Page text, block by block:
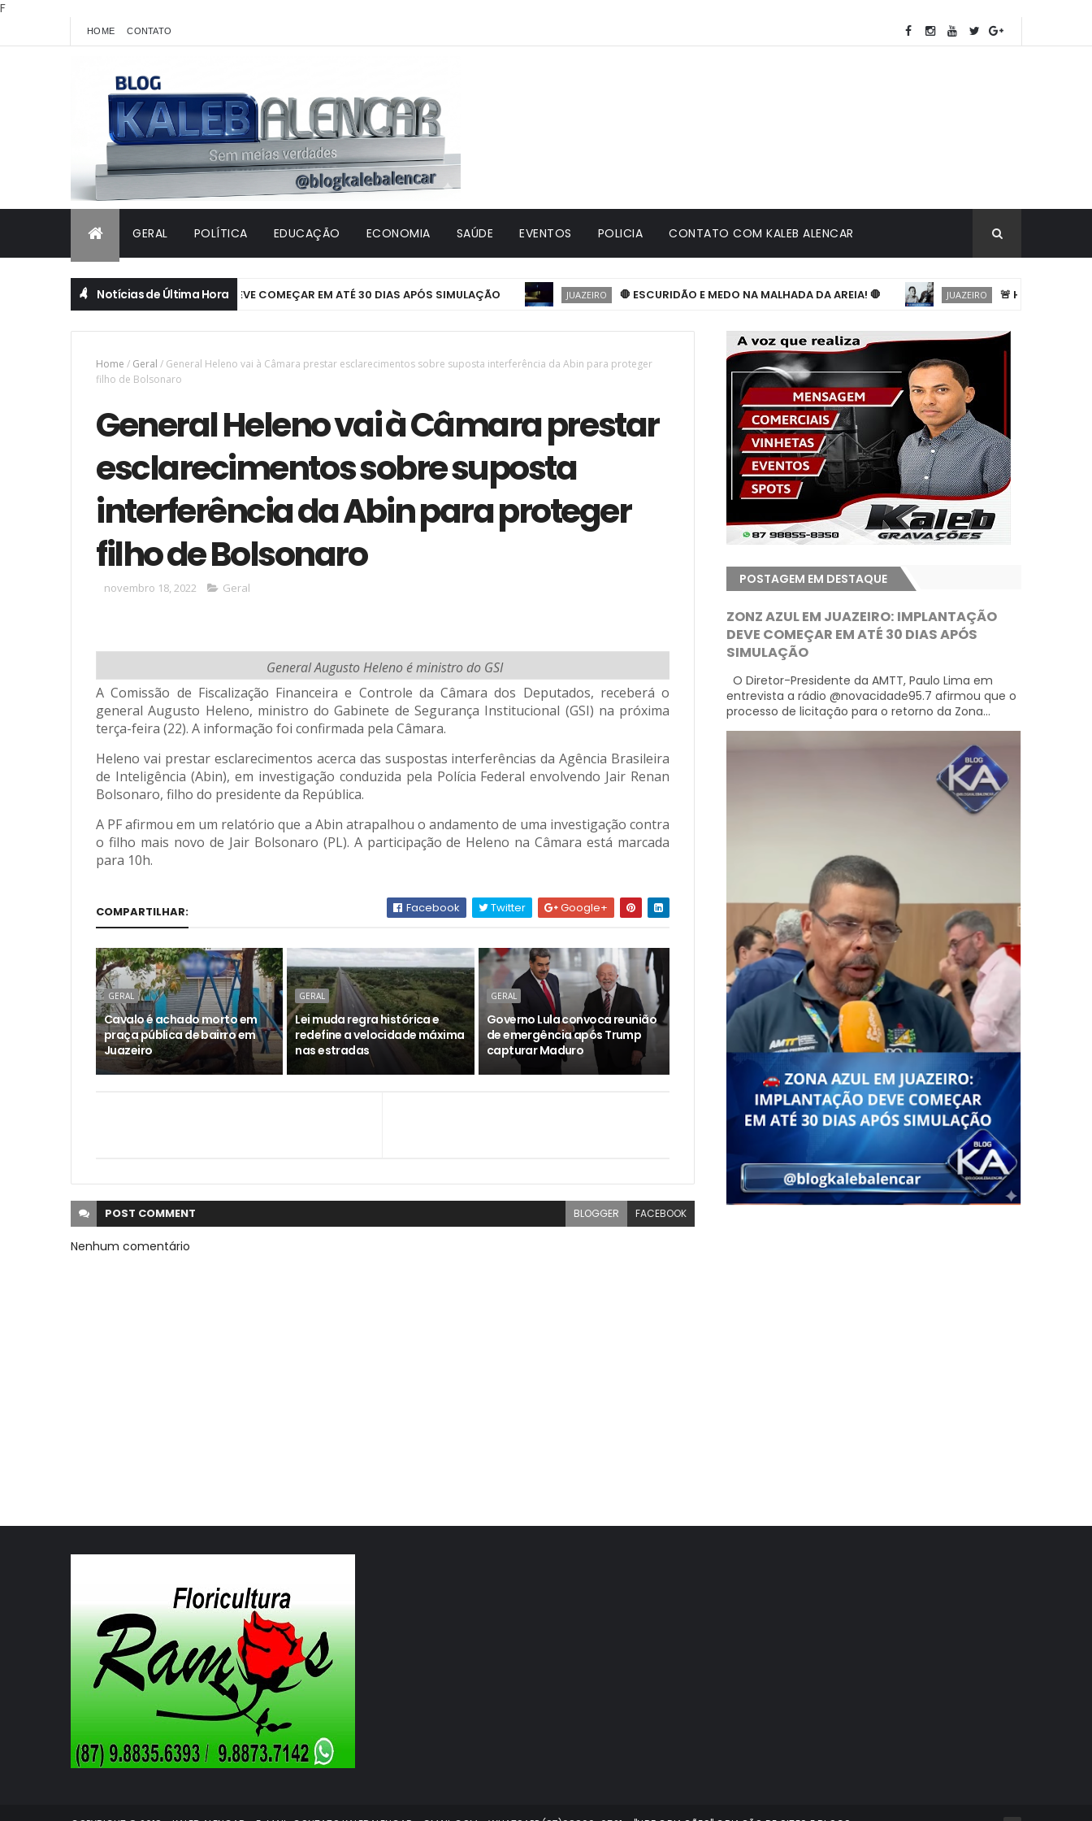
F
HOME CONTATO
GERAL POLÍTICA EDUCAÇÃO ECONOMIA SAÚDE EVENTOS POLICIA CONTATO COM KALEB ALENCAR
Notícias de Última Hora
AZUL EM JUAZEIRO: IMPLANTAÇÃO DEVE COMEÇAR EM ATÉ 30 DIAS APÓS SIMULAÇÃO JUAZEIRO 🛑 ESCURIDÃO E MEDO NA MALHADA DA AREIA! 🛑 JUAZEIRO 🚨 HÁ MAIS DE 3
Home / Geral / General Heleno vai à Câmara prestar esclarecimentos sobre suposta interferência da Abin para proteger
filho de Bolsonaro
General Heleno vai à Câmara prestar
esclarecimentos sobre suposta
interferência da Abin para proteger
filho de Bolsonaro
novembro 18, 2022 Geral
General Augusto Heleno é ministro do GSI
A Comissão de Fiscalização Financeira e Controle da Câmara dos Deputados, receberá o
general Augusto Heleno, ministro do Gabinete de Segurança Institucional (GSI) na próxima
terça-feira (22). A informação foi confirmada pela Câmara.
Heleno vai prestar esclarecimentos acerca das suspostas interferências da Agência Brasileira
de Inteligência (Abin), em investigação conduzida pela Polícia Federal envolvendo Jair Renan
Bolsonaro, filho do presidente da República.
A PF afirmou em um relatório que a Abin atrapalhou o andamento de uma investigação contra
o filho mais novo de Jair Bolsonaro (PL). A participação de Heleno na Câmara está marcada
para 10h.
COMPARTILHAR: Facebook Twitter Google+
GERAL
Cavalo é achado morto em
praça pública de bairro em
Juazeiro
GERAL
Lei muda regra histórica e
redefine a velocidade máxima
nas estradas
GERAL
Governo Lula convoca reunião
de emergência após Trump
capturar Maduro
POST COMMENT BLOGGER FACEBOOK
Nenhum comentário
POSTAGEM EM DESTAQUE
ZONZ AZUL EM JUAZEIRO: IMPLANTAÇÃO
DEVE COMEÇAR EM ATÉ 30 DIAS APÓS
SIMULAÇÃO
O Diretor-Presidente da AMTT, Paulo Lima em
entrevista a rádio @novacidade95.7 afirmou que o
processo de licitação para o retorno da Zona...